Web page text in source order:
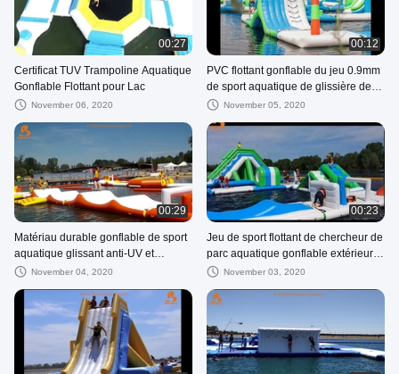
00:27
Certificat TUV Trampoline Aquatique
Gonflable Flottant pour Lac
November 06, 2020
00:12
PVC flottant gonflable du jeu 0.9mm
de sport aquatique de glissière de
corde de flottement
November 05, 2020
00:29
Matériau durable gonflable de sport
aquatique glissant anti-UV et
chaleurNovember 04, 2020
00:23
Jeu de sport flottant de chercheur de
parc aquatique gonflable extérieur
avec glissière
November 03, 2020